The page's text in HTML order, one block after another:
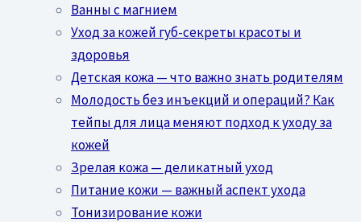
Ванны с магнием
Уход за кожей губ-секреты красоты и
здоровья
Детская кожа — что важно знать родителям
Молодость без инъекций и операций? Как
тейпы для лица меняют подход к уходу за
кожей
Зрелая кожа — деликатный уход
Питание кожи — важный аспект ухода
Тонизирование кожи